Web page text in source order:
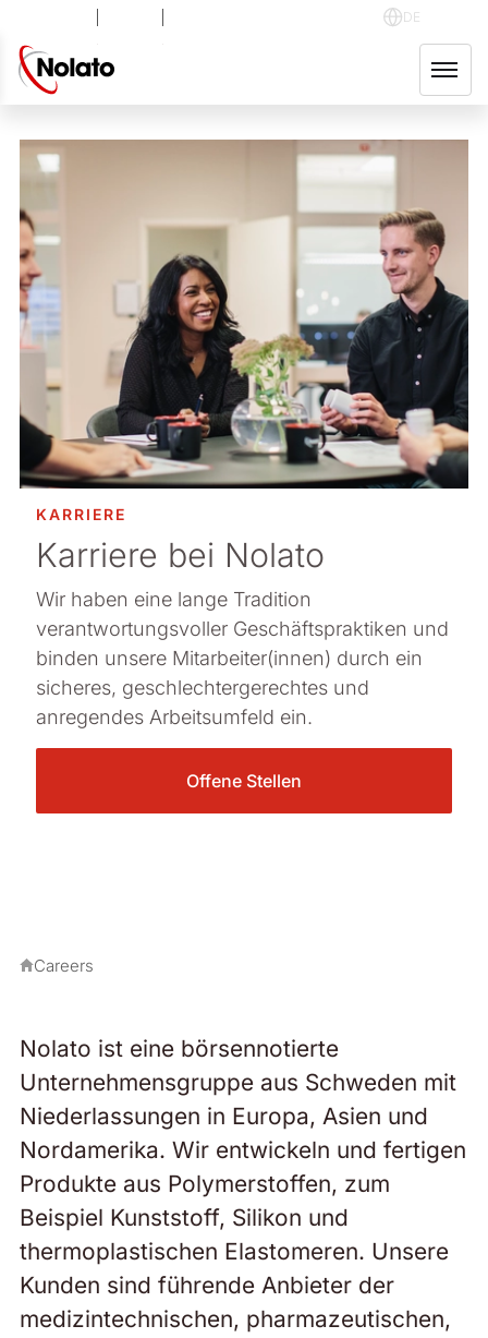
ZURÜCK
at Nolato
positions
stories
group companies
DE
Svenska
Polski
中文
Magyar
Español
KARRIERE
Karriere bei Nolato
Wir haben eine lange Tradition
verantwortungsvoller Geschäftspraktiken und
binden unsere Mitarbeiter(innen) durch ein
sicheres, geschlechtergerechtes und
anregendes Arbeitsumfeld ein.
Offene Stellen
Careers
Nolato ist eine börsennotierte
Unternehmensgruppe aus Schweden mit
Niederlassungen in Europa, Asien und
Nordamerika. Wir entwickeln und fertigen
Produkte aus Polymerstoffen, zum
Beispiel Kunststoff, Silikon und
thermoplastischen Elastomeren. Unsere
Kunden sind führende Anbieter der
medizintechnischen, pharmazeutischen,